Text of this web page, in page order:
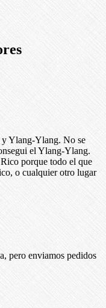
y Ylang-Ylang. No se
el Ylang-Ylang.
porque todo el que
o cualquier otro lugar
pero enviamos pedidos